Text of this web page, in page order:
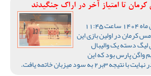
تا امتیاز آخر در اراک جنگیدند
مس کرمان در اولین بازی این
دسته یک والیبال
واگن پارس بود که این
به سود میزبان خاتمه یافت.